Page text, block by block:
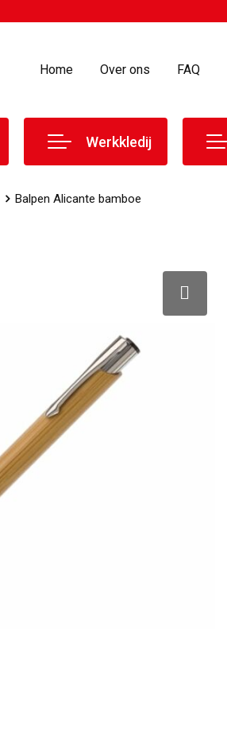
Home Over ons FAQ
Werkkledij
Balpen Alicante bamboe